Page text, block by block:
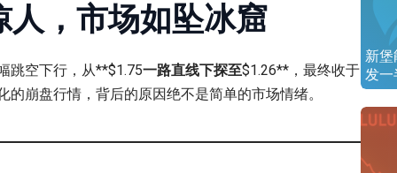
，市场如坠冰窟
跳空下行，从**$1.75一路直线下探至$1.26**，最终收于
的崩盘行情，背后的原因绝不是简单的市场情绪。
新
发